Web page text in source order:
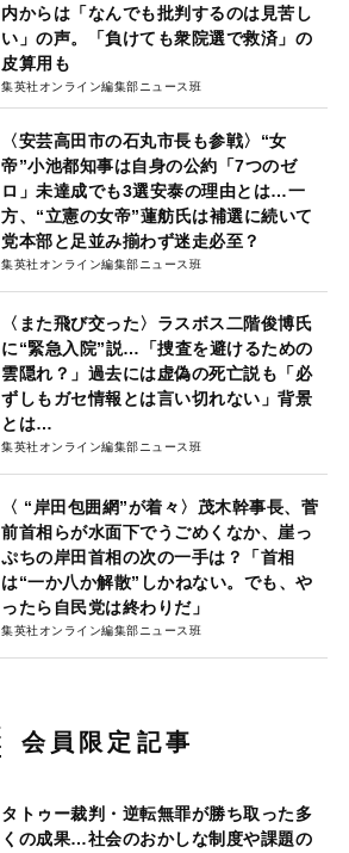
内からは「なんでも批判するのは見苦し
い」の声。「負けても衆院選で救済」の
皮算用も
集英社オンライン編集部ニュース班
〈安芸高田市の石丸市長も参戦〉“女
帝”小池都知事は自身の公約「7つのゼ
ロ」未達成でも3選安泰の理由とは…一
方、“立憲の女帝”蓮舫氏は補選に続いて
党本部と足並み揃わず迷走必至？
集英社オンライン編集部ニュース班
〈また飛び交った〉ラスボス二階俊博氏
に“緊急入院”説…「捜査を避けるための
雲隠れ？」過去には虚偽の死亡説も「必
ずしもガセ情報とは言い切れない」背景
とは…
集英社オンライン編集部ニュース班
〈 “岸田包囲網”が着々〉茂木幹事長、菅
前首相らが水面下でうごめくなか、崖っ
ぷちの岸田首相の次の一手は？「首相
は“一か八か解散”しかねない。でも、や
ったら自民党は終わりだ」
集英社オンライン編集部ニュース班
会員限定記事
タトゥー裁判・逆転無罪が勝ち取った多
くの成果…社会のおかしな制度や課題の